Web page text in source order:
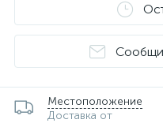
Местоположение
Доставка от